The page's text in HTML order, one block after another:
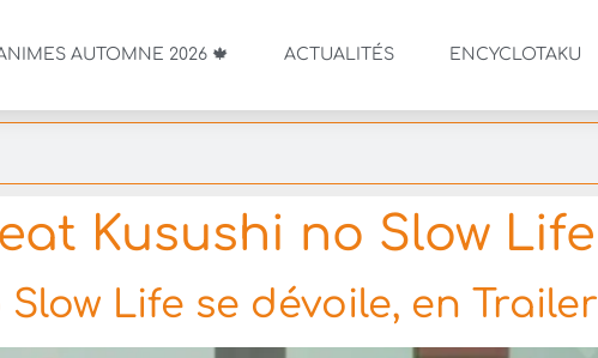
AUTOMNE 2026 🍁 ACTUALITÉS ENCYCLOTAKU
Kusushi no Slow Life
Life se dévoile, en Trailer